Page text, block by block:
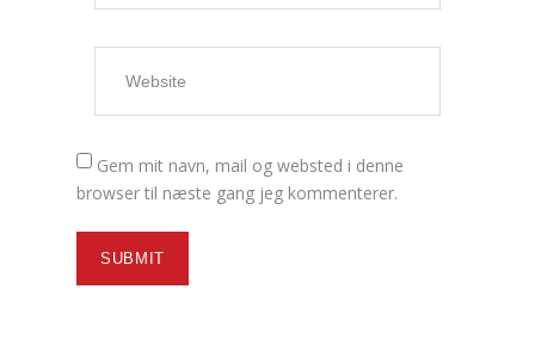
Gem mit navn, mail og websted i denne
browser til næste gang jeg kommenterer.